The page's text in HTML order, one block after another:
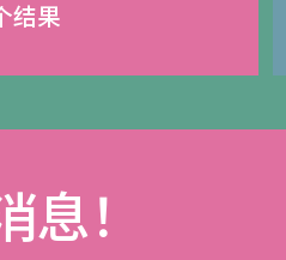
结果
息！